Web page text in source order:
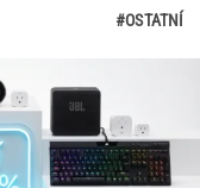
#OSTATNÍ